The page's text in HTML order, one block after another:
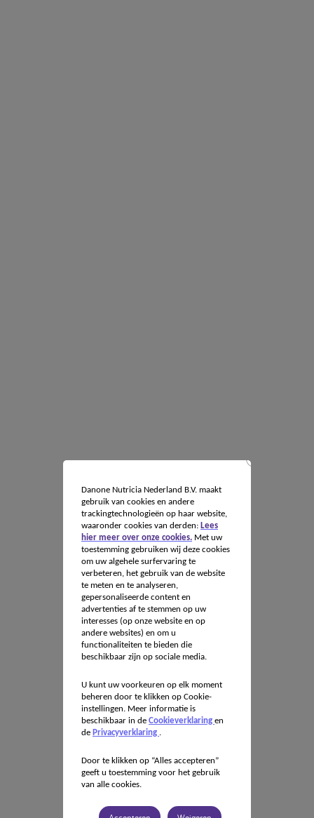
Danone Nutricia Nederland B.V. maakt
gebruik van cookies en andere
trackingtechnologieën op haar website,
waaronder cookies van derden: Lees
hier meer over onze cookies.Met uw
toestemming gebruiken wij deze cookies
om uw algehele surfervaring te
verbeteren, het gebruik van de website
te meten en te analyseren,
gepersonaliseerde content en
advertenties af te stemmen op uw
interesses (op onze website en op
andere websites) en om u
functionaliteiten te bieden die
beschikbaar zijn op sociale media.
U kunt uw voorkeuren op elk moment
beheren door te klikken op Cookie-
instellingen. Meer informatie is
beschikbaar in de Cookieverklaring en
de Privacyverklaring .
Door te klikken op “Alles accepteren”
geeft u toestemming voor het gebruik
van alle cookies.